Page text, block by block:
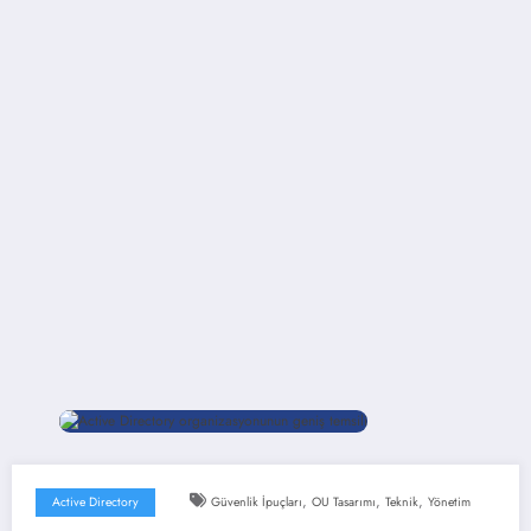
Active Directory Güvenlik İpuçları, OU Tasarımı, Teknik, Yönetim